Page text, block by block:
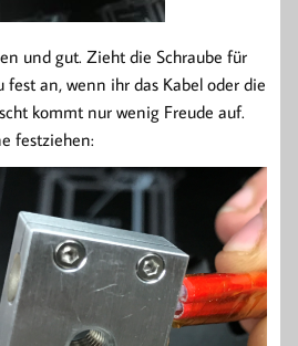
und gut. Zieht die Schraube für
an, wenn ihr das Kabel oder die
kommt nur wenig Freude auf.
festziehen: